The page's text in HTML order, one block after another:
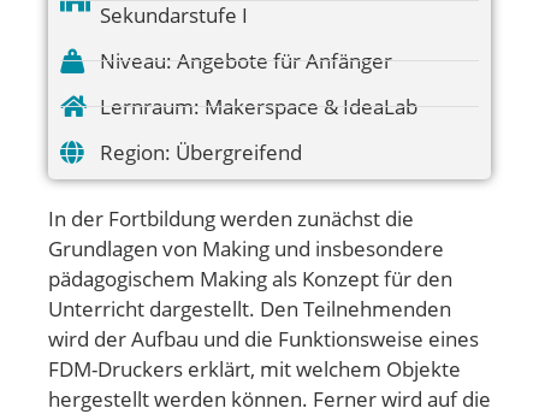
Sekundarstufe I
Niveau: Angebote für Anfänger
Lernraum: Makerspace & IdeaLab
Region: Übergreifend
In der Fortbildung werden zunächst die
Grundlagen von Making und insbesondere
pädagogischem Making als Konzept für den
Unterricht dargestellt. Den Teilnehmenden
wird der Aufbau und die Funktionsweise eines
FDM-Druckers erklärt, mit welchem Objekte
hergestellt werden können. Ferner wird auf die